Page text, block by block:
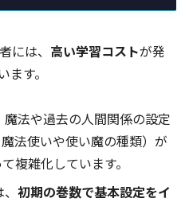
には、 高い学習コストが発
す。
魔法や過去の人間関係の設定
魔法使いや使い魔の種類）が
複雑化しています。
、初期の巻数で基本設定をイ